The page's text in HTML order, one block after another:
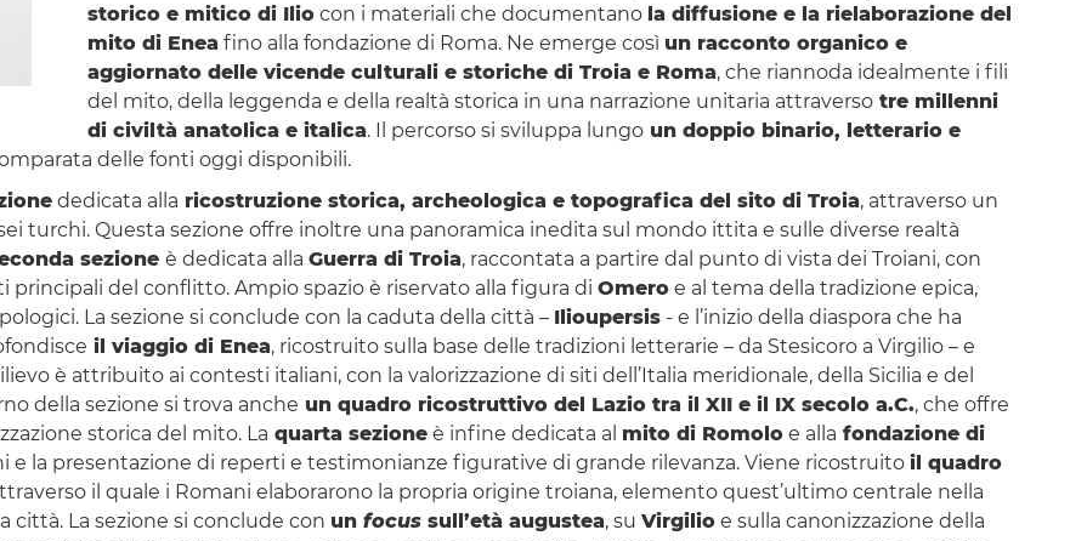
storico e mitico di Iliocon i materiali che documentano la diffusione e la rielaborazione del
mito di Enea fino alla fondazione di Roma. Ne emerge così un racconto organico e
aggiornato delle vicende culturali e storiche di Troia e Roma, che riannoda idealmente i fili
del mito, della leggenda e della realtà storica in una narrazione unitaria attraversotre millenni
di civiltà anatolica e italica. Il percorso si sviluppa lungoun doppio binario, letterario e
delle fonti oggi disponibili.
dedicata alla ricostruzione storica, archeologica e topografica del sito di Troia, attraverso un
turchi. Questa sezione offre inoltre una panoramica inedita sul mondo ittita e sulle diverse realtà
sezione è dedicata alla Guerra di Troia, raccontata a partire dal punto di vista dei Troiani, con
del conflitto. Ampio spazio è riservato alla figura di Omeroe al tema della tradizione epica,
La sezione si conclude con la caduta della città – Ilioupersis- e l’inizio della diaspora che ha
il viaggio di Enea, ricostruito sulla base delle tradizioni letterarie – da Stesicoro a Virgilio – e
è attribuito ai contesti italiani, con la valorizzazione di siti dell’Italia meridionale, della Sicilia e del
della sezione si trova anche un quadro ricostruttivo del Lazio tra il XII e il IX secolo a.C., che offre
storica del mito. La quarta sezioneè infine dedicata al mito di Romoloe alla fondazione di
e la presentazione di reperti e testimonianze figurative di grande rilevanza. Viene ricostruito il quadro
il quale i Romani elaborarono la propria origine troiana, elemento quest’ultimo centrale nella
città. La sezione si conclude con un focussull’età augustea, su Virgilioe sulla canonizzazione della